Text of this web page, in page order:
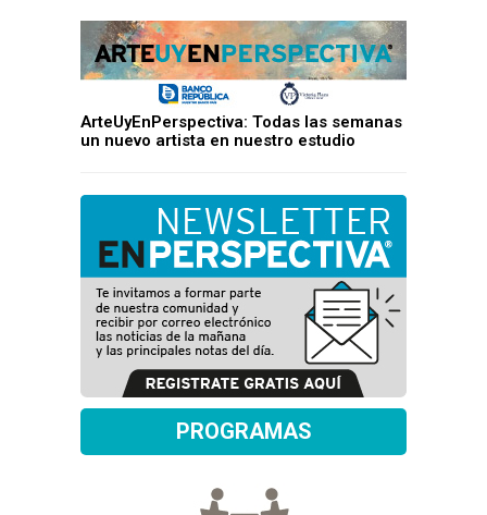
ArteUyEnPerspectiva: Todas las semanas
un nuevo artista en nuestro estudio
PROGRAMAS